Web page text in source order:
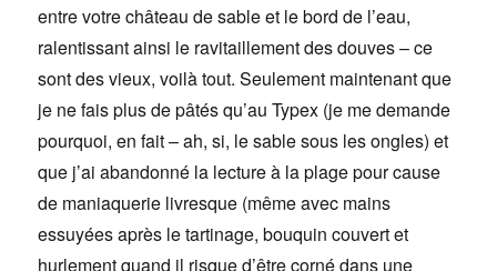
entre votre château de sable et le bord de l’eau,
ralentissant ainsi le ravitaillement des douves – ce
sont des vieux, voilà tout. Seulement maintenant que
je ne fais plus de pâtés qu’au Typex (je me demande
pourquoi, en fait – ah, si, le sable sous les ongles) et
que j’ai abandonné la lecture à la plage pour cause
de maniaquerie livresque (même avec mains
essuyées après le tartinage, bouquin couvert et
hurlement quand il risque d’être corné dans une